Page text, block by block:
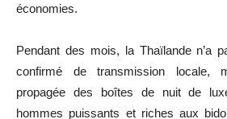
économies.
Pendant des mois, la Thaïlande n’a
confirmé de transmission locale,
propagée des boîtes de nuit de
hommes puissants et riches aux